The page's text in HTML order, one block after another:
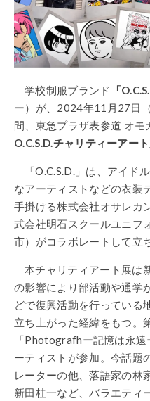
学校制服ブランド 「
ー）が、2024年11月27日
間、東急プラザ表参道 オ
O.C.S.D.チャリティーアー
「O.C.S.D.」は、アイド
なアーティストなどの衣装
手掛ける株式会社オサレカ
式会社明石スクールユニフ
市）がコラボレートして立
本チャリティアート展は
の影響により部活動や通学
どで復興活動を行っている
立ち上がった経緯をもつ。
「Photografhー記憶は永
ーティストが参加。今話題
レーターの他、落語家の林
新田桂一など、バラエティ